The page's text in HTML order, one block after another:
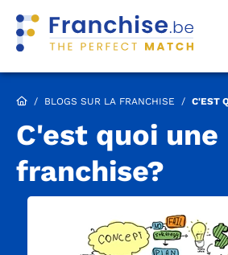
/ BLOGS SUR LA FRANCHISE / C'EST
C'est quoi une
franchise?